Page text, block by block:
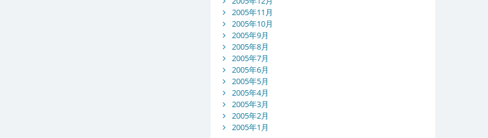
2005年11月
2005年10月
2005年9月
2005年8月
2005年7月
2005年6月
2005年5月
2005年4月
2005年3月
2005年2月
2005年1月